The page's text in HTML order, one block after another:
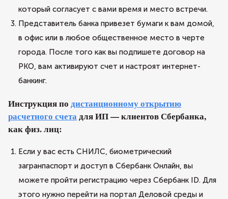
который согласует с вами время и место встречи.
Представитель банка привезет бумаги к вам домой,
в офис или в любое общественное место в черте
города. После того как вы подпишете договор на
РКО, вам активируют счет и настроят интернет-
банкинг.
Инструкция по дистанционному открытию
расчетного счетадля ИП — клиентов Сбербанка,
как физ. лиц:
Если у вас есть СНИЛС, биометрический
загранпаспорт и доступ в Сбербанк Онлайн, вы
можете пройти регистрацию через Сбербанк ID. Для
этого нужно перейти на портал Деловой среды и